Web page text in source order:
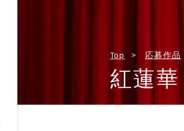
Top 応募作品
紅蓮華